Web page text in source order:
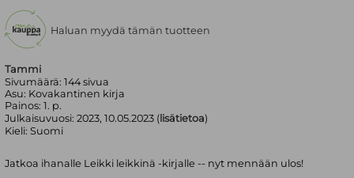
Tammi
Sivumäärä:144sivua
Asu: Kovakantinen kirja
Painos:1. p.
Julkaisuvuosi:2023, 10.05.2023 ( lisätietoa)
Kieli:Suomi
Jatkoa ihanalle Leikki leikkinä -kirjalle -- nyt mennään ulos!
Haluan myydä tämän tuotteen